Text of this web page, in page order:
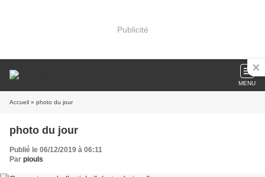
Publicité
MENU
Accueil » photo du jour
photo du jour
Publié le 06/12/2019 à 06:11
Par piouls